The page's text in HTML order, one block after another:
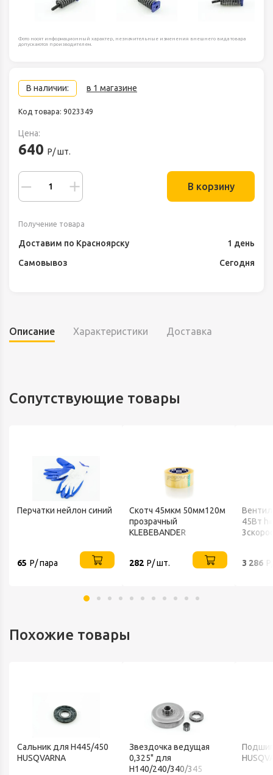
Фото носят информационный характер, незначительные изменения внешнего вида товара
допускаются производителем.
В наличии: в 1 магазине
Код товара: 9023349
Цена:
640 Р/ шт.
В корзину
Получение товара
Доставим по Красноярску
1 день
Самовывоз
Сегодня
Описание Характеристики Доставка
Сопутствующие товары
Перчатки нейлон синий
65 Р/ пара
Скотч 45мкм 50мм120м
прозрачный
KLEBEBANDER
282 Р/ шт.
45Вт
3 286
Похожие товары
Сальник для H445/450
HUSQVARNA
Звездочка ведущая
0,325" для
H140/240/340/345